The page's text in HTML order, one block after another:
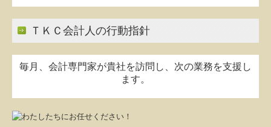
ＴＫＣ会計人の行動指針
毎月、会計専門家が貴社を訪問し、次の業務を支援し
ます。